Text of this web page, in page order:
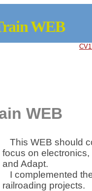
WEB
WEB
This WEB should
focus on
and Adapt.
I complemented
railroading projects.